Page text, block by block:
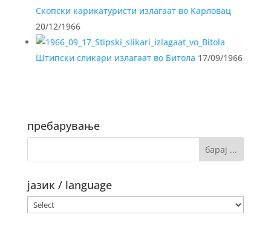
Скопски карикатуристи излагаат во Карловац
20/12/1966
Штипски сликари излагаат во Битола 17/09/1966
пребарување
јазик / language